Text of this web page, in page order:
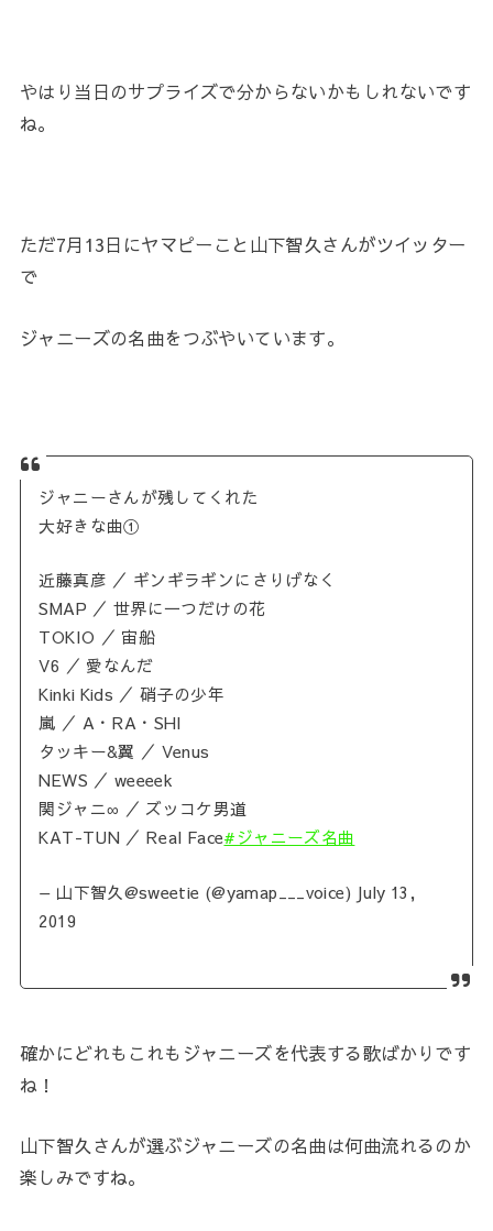
やはり当日のサプライズで分からないかもしれないです
ね。
ただ7月13日にヤマピーこと山下智久さんがツイッター
で
ジャニーズの名曲をつぶやいています。
ジャニーさんが残してくれた
大好きな曲①
近藤真彦 ／ ギンギラギンにさりげなく
SMAP ／ 世界に一つだけの花
TOKIO ／ 宙船
V6 ／ 愛なんだ
Kinki Kids ／ 硝子の少年
嵐 ／ A・RA・SHI
タッキー&翼 ／ Venus
NEWS ／ weeeek
関ジャニ∞ ／ ズッコケ男道
KAT-TUN ／ Real Face#ジャニーズ名曲
— 山下智久@sweetie (@yamap___voice) July 13,
2019
確かにどれもこれもジャニーズを代表する歌ばかりです
ね！
山下智久さんが選ぶジャニーズの名曲は何曲流れるのか
楽しみですね。